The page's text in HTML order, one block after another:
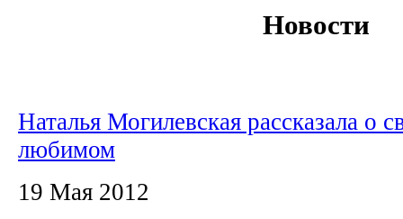
Новости
Наталья Могилевская рассказала о
любимом
19 Мая 2012